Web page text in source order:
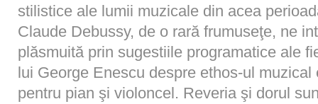
stilistice ale lumii muzicale din acea
Claude Debussy, de o rară frumuseţe, ne
plăsmuită prin sugestiile programatice ale
lui George Enescu despre ethos-ul
pentru pian şi violoncel. Reveria şi dorul